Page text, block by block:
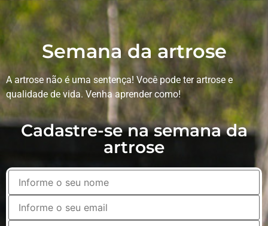
Semana da artrose
A artrose não é uma sentença! Você pode ter artrose e
qualidade de vida. Venha aprender como!
Cadastre-se na semana da
artrose